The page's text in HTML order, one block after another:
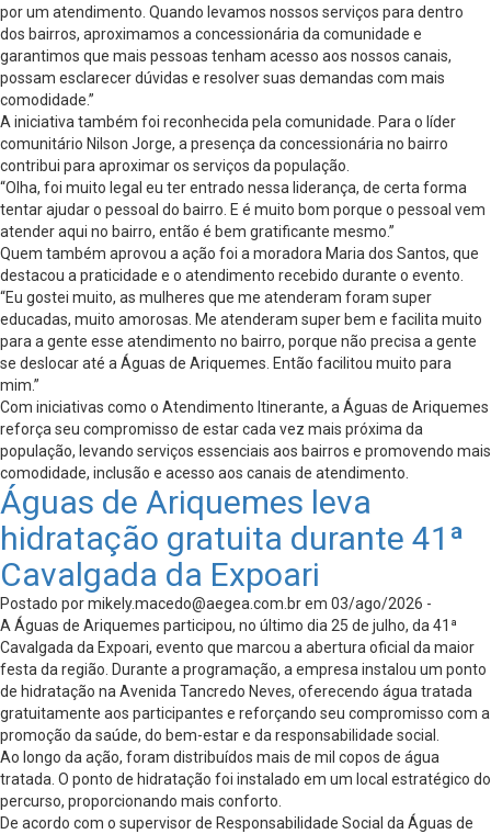
por um atendimento. Quando levamos nossos serviços para dentro
dos bairros, aproximamos a concessionária da comunidade e
garantimos que mais pessoas tenham acesso aos nossos canais,
possam esclarecer dúvidas e resolver suas demandas com mais
comodidade.”
A iniciativa também foi reconhecida pela comunidade. Para o líder
comunitário Nilson Jorge, a presença da concessionária no bairro
contribui para aproximar os serviços da população.
“Olha, foi muito legal eu ter entrado nessa liderança, de certa forma
tentar ajudar o pessoal do bairro. E é muito bom porque o pessoal vem
atender aqui no bairro, então é bem gratificante mesmo.”
Quem também aprovou a ação foi a moradora Maria dos Santos, que
destacou a praticidade e o atendimento recebido durante o evento.
“Eu gostei muito, as mulheres que me atenderam foram super
educadas, muito amorosas. Me atenderam super bem e facilita muito
para a gente esse atendimento no bairro, porque não precisa a gente
se deslocar até a Águas de Ariquemes. Então facilitou muito para
mim.”
Com iniciativas como o Atendimento Itinerante, a Águas de Ariquemes
reforça seu compromisso de estar cada vez mais próxima da
população, levando serviços essenciais aos bairros e promovendo mais
comodidade, inclusão e acesso aos canais de atendimento.
Águas de Ariquemes leva
hidratação gratuita durante 41ª
Cavalgada da Expoari
Postado pormikely.macedo@aegea.com.brem 03/ago/2026 -
A Águas de Ariquemes participou, no último dia 25 de julho, da 41ª
Cavalgada da Expoari, evento que marcou a abertura oficial da maior
festa da região. Durante a programação, a empresa instalou um ponto
de hidratação na Avenida Tancredo Neves, oferecendo água tratada
gratuitamente aos participantes e reforçando seu compromisso com a
promoção da saúde, do bem-estar e da responsabilidade social.
Ao longo da ação, foram distribuídos mais de mil copos de água
tratada. O ponto de hidratação foi instalado em um local estratégico do
percurso, proporcionando mais conforto.
De acordo com o supervisor de Responsabilidade Social da Águas de